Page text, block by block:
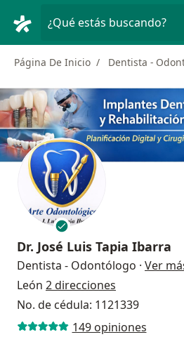
¿Qué estás buscando?
Página De Inicio Dentista -
Dr. José Luis Tapia Ibarra
Dentista - Odontólogo · Ver
León 2 direcciones
No. de cédula: 1121339
149 opiniones